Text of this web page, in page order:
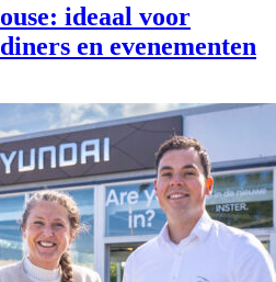
ideaal voor
en evenementen